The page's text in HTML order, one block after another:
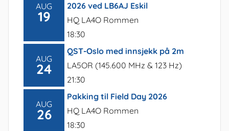
AUG
19
2026 ved LB6AJ Eskil
HQ LA4O Rommen
18:30
AUG
24
QST-Oslo med innsjekk på 2m
LA5OR (145.600 MHz & 123 Hz)
21:30
AUG
26
Pakking til Field Day 2026
HQ LA4O Rommen
18:30